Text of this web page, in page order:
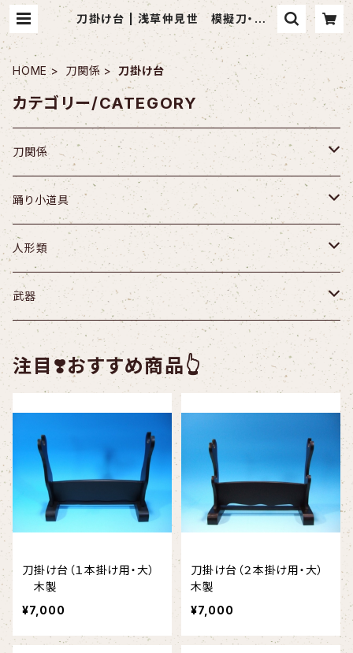
刀掛け台 | 浅草仲見世 模擬刀・踊り
小道具の小山商店～Japanese art
sword shop～
HOME
刀関係 刀掛け台
カテゴリー/CATEGORY
刀関係
合金
武将刀
居合刀
アルミ
仕込杖
一本差
陣太刀
木刀
刀掛け台
踊り小道具
お面
小道具
笠
草履
人形類
日本人形
兜
武器
十手
鉄扇
忍者関連
手裏剣
注目❣️おすすめ商品👆
刀掛け台（１本掛け用・大）
木製
¥7,000
刀掛け台（２本掛け用・大）
木製
¥7,000